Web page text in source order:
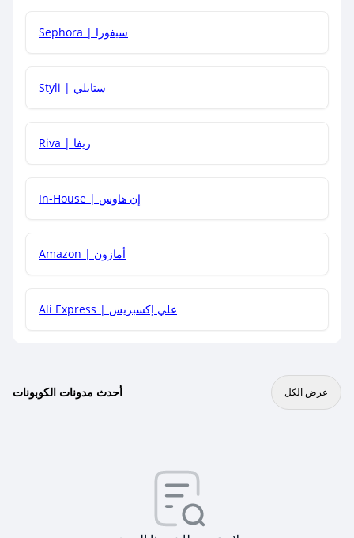
هل يمكنني جمع كود خصم مع العروض الأخرى؟
Sephora | سيفورا
Styli | ستايلي
Riva | ريفا
In-House | إن هاوس
Amazon | أمازون
Ali Express | علي إكسبريس
أحدث مدونات الكوبونات عرض الكل